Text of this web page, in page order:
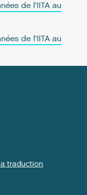
de l’IITA au
de l’IITA au
traduction